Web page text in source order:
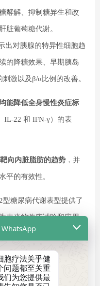
酵解、抑制糖异生和改
脏葡萄糖代谢。
出对胰腺的特异性细胞趋
的降糖效果、早期胰岛
激以及β/α比例的改善。
能降低全身慢性炎症标
IL-22 和 IFN-γ）的表
向内脏脂肪的趋势 ，并
平的有效性。
糖尿病代谢表型提供了
未来的临床试验和应用
血糖与胰岛功能的新
胞疗法关乎健
问题都至关重
们为您提供最